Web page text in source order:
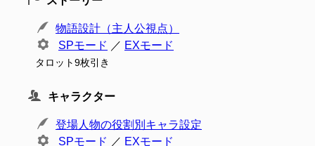
物語設計（主人公視点）
SPモード ／ EXモード
タロット9枚引き
キャラクター
登場人物の役割別キャラ設定
SPモード ／ EXモード